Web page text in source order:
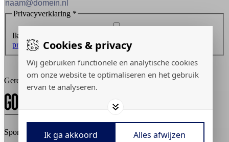
Cookies & privacy
Wij gebruiken functionele en analytische cookies
om onze website te optimaliseren en het gebruik
ervan te analyseren.
Ik ga akkoord Alles afwijzen
Privacyverklaring *
Ik ontvang graag de nieuwsbrief en ga akkoord met de
privacyverklaring.
Inschrijven
Gerealiseerd door:
Sport Knowhow XL © 2026